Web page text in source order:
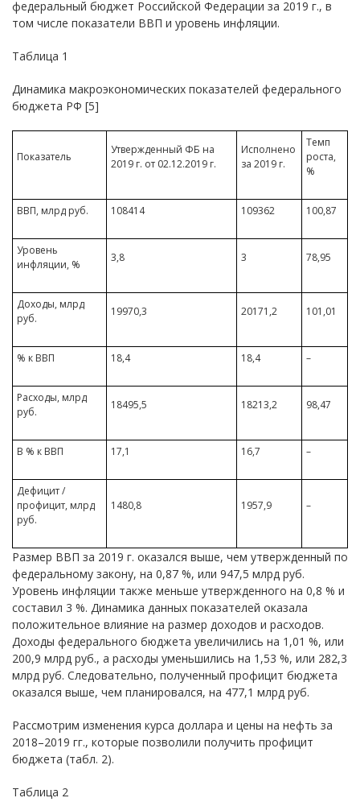
федеральный бюджет Российской Федерации за 2019 г., в
том числе показатели ВВП и уровень инфляции.
Таблица 1
Динамика макроэкономических показателей федерального
бюджета РФ [5]
Показатель
Утвержденный ФБ на
2019 г. от 02.12.2019 г.
Исполнено
за 2019 г.
Темп
роста,
%
ВВП, млрд руб. 108414 109362 100,87
Уровень
инфляции, %
3,8 3 78,95
Доходы, млрд
руб.
19970,3 20171,2 101,01
% к ВВП 18,4 18,4 –
Расходы, млрд
руб.
18495,5 18213,2 98,47
В % к ВВП 17,1 16,7 –
Дефицит /
профицит, млрд
руб.
1480,8 1957,9 –
Размер ВВП за 2019 г. оказался выше, чем утвержденный по
федеральному закону, на 0,87 %, или 947,5 млрд руб.
Уровень инфляции также меньше утвержденного на 0,8 % и
составил 3 %. Динамика данных показателей оказала
положительное влияние на размер доходов и расходов.
Доходы федерального бюджета увеличились на 1,01 %, или
200,9 млрд руб., а расходы уменьшились на 1,53 %, или 282,3
млрд руб. Следовательно, полученный профицит бюджета
оказался выше, чем планировался, на 477,1 млрд руб.
Рассмотрим изменения курса доллара и цены на нефть за
2018–2019 гг., которые позволили получить профицит
бюджета (табл. 2).
Таблица 2